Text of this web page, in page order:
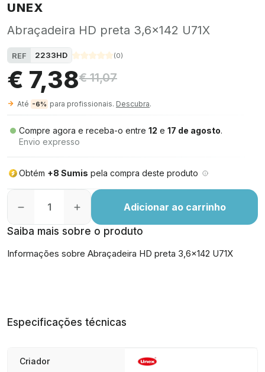
UNEX
Abraçadeira HD preta 3,6x142 U71X
REF 2233HD (0)
€ 7,38€ 11,07
Até -6% para profissionais. Descubra.
Compre agora e receba-o entre 12 e 17 de agosto.
Envio expresso
Obtém +8 Sumis pela compra deste produto
Adicionar ao carrinho
Saiba mais sobre o produto
Informações sobre Abraçadeira HD preta 3,6x142 U71X
Especificações técnicas
Criador